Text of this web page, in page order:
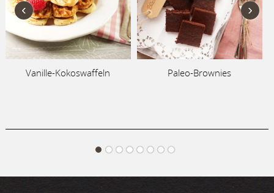
Vanille-Kokoswaffeln Paleo-Brownies
‹ ›